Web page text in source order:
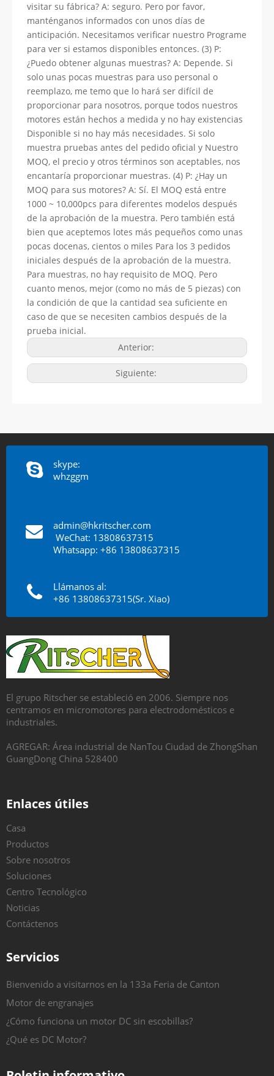
visitar su fábrica? A: seguro. Pero por favor,
manténganos informados con unos días de
anticipación. Necesitamos verificar nuestro Programe
para ver si estamos disponibles entonces. (3) P:
¿Puedo obtener algunas muestras? A: Depende. Si
solo unas pocas muestras para uso personal o
reemplazo, me temo que lo hará ser difícil de
proporcionar para nosotros, porque todos nuestros
motores están hechos a medida y no hay existencias
Disponible si no hay más necesidades. Si solo
muestra pruebas antes del pedido oficial y Nuestro
MOQ, el precio y otros términos son aceptables, nos
encantaría proporcionar muestras. (4) P: ¿Hay un
MOQ para sus motores? A: Sí. El MOQ está entre
1000 ~ 10,000pcs para diferentes modelos después
de la aprobación de la muestra. Pero también está
bien que aceptemos lotes más pequeños como unas
pocas docenas, cientos o miles Para los 3 pedidos
iniciales después de la aprobación de la muestra.
Para muestras, no hay requisito de MOQ. Pero
cuanto menos, mejor (como no más de 5 piezas) con
la condición de que la cantidad sea suficiente en
caso de que se necesiten cambios después de la
prueba inicial.
Anterior:
Siguiente:
skype:
whzggm
admin@hkritscher.com
WeChat: 13808637315
Whatsapp: +86 13808637315
Llámanos al:
+86 13808637315(Sr. Xiao)
El grupo Ritscher se estableció en 2006. Siempre nos
centramos en micromotores para electrodomésticos e
industriales.
AGREGAR: Área industrial de NanTou Ciudad de ZhongShan
GuangDong China 528400
Enlaces útiles
Casa
Productos
Sobre nosotros
Soluciones
Centro Tecnológico
Noticias
Contáctenos
Servicios
Bienvenido a visitarnos en la 133a Feria de Canton
Motor de engranajes
¿Cómo funciona un motor DC sin escobillas?
¿Qué es DC Motor?